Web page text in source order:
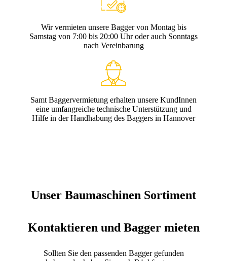
Wir vermieten unsere Bagger von Montag bis
Samstag von 7:00 bis 20:00 Uhr oder auch Sonntags
nach Vereinbarung
Samt Baggervermietung erhalten unsere KundInnen
eine umfangreiche technische Unterstützung und
Hilfe in der Handhabung des Baggers in Hannover
Unser Baumaschinen Sortiment
Kontaktieren und Bagger mieten
Sollten Sie den passenden Bagger gefunden